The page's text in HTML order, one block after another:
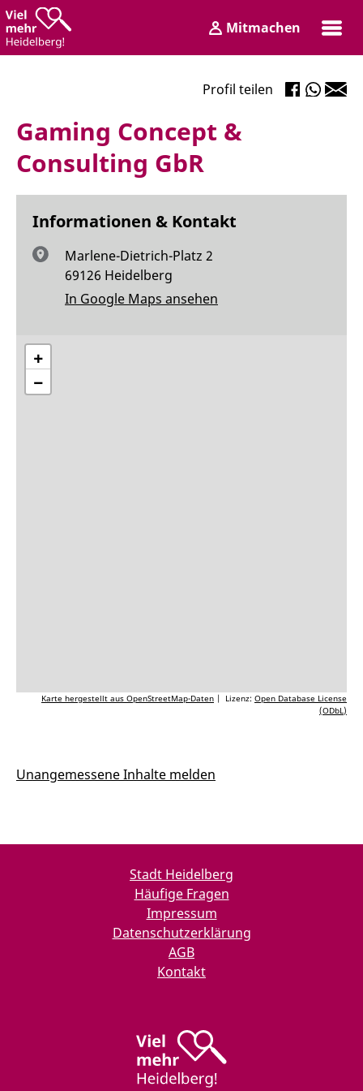
Zum
Inhalt
Zum
Hauptmenü
LoginMitmachen
Gaming Concept &
Consulting GbR
Profil teilen
Informationen & Kontakt
Marlene-Dietrich-Platz 2
69126 Heidelberg
In Google Maps ansehen
+
−
Karte hergestellt aus OpenStreetMap-Daten | Lizenz: Open Database License
(ODbL)
Unangemessene Inhalte melden
Stadt Heidelberg
Häufige Fragen
Impressum
Datenschutzerklärung
AGB
Kontakt